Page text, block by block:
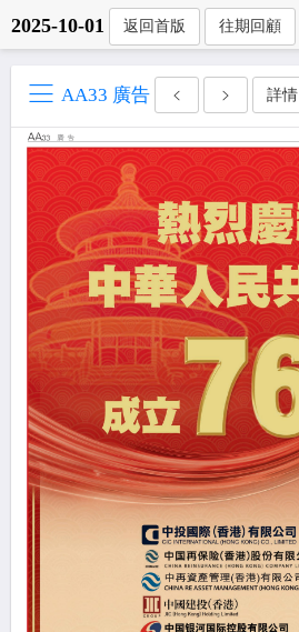
2025-10-01 返回首版 往期回顧
AA33 廣告 詳情